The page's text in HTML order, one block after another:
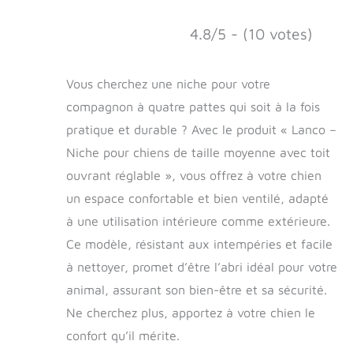
4.8/5 - (10 votes)
Vous cherchez une niche pour votre
compagnon à quatre pattes qui soit à la fois
pratique et durable ? Avec le produit « Lanco –
Niche pour chiens de taille moyenne avec toit
ouvrant réglable », vous offrez à votre chien
un espace confortable et bien ventilé, adapté
à une utilisation intérieure comme extérieure.
Ce modèle, résistant aux intempéries et facile
à nettoyer, promet d’être l’abri idéal pour votre
animal, assurant son bien-être et sa sécurité.
Ne cherchez plus, apportez à votre chien le
confort qu’il mérite.